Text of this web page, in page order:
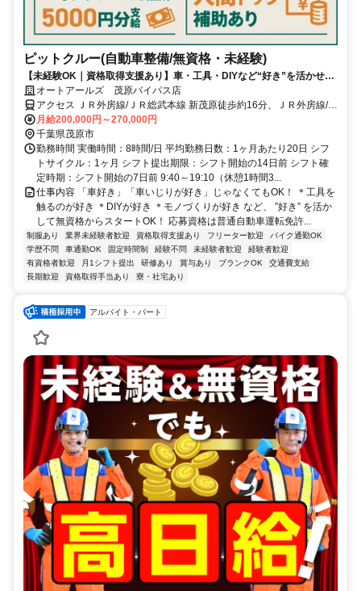
ピットクルー(自動車整備/無資格・未経験)
【未経験OK｜資格取得支援あり】車・工具・DIYなど“好き”を活かせ
る！《年間休日115日／残業代1分単位／月残業10h未満》
オートアールズ 茂原バイパス店
アクセス ＪＲ外房線/ＪＲ総武本線 新茂原徒歩約16分、ＪＲ外房線/Ｊ
Ｒ総武本線 本納徒歩約34分 新茂原駅から徒歩16分、車で3分
月給200,000円～270,000円
千葉県茂原市
勤務時間 実働時間：8時間/日 平均勤務日数：1ヶ月あたり20日 シフ
トサイクル：1ヶ月 シフト提出期限：シフト開始の14日前 シフト確
定時期：シフト開始の7日前 9:40～19:10（休憩1時間3...
仕事内容 「車好き」「車いじりが好き」じゃなくてもOK！ ＊工具を
触るのが好き ＊DIYが好き ＊モノづくりが好き など、 ”好き” を活か
して無資格からスタートOK！ 応募資格は普通自動車運転免許...
制服あり 業界未経験者歓迎 資格取得支援あり フリーター歓迎
バイク通勤OK
学歴不問
車通勤OK 固定時間制 経験不問 未経験者歓迎
経験者歓迎
有資格者歓迎
月1シフト提出 研修あり 賞与あり ブランクOK
交通費支給
長期歓迎
資格取得手当あり 寮・社宅あり
アルバイト・パート